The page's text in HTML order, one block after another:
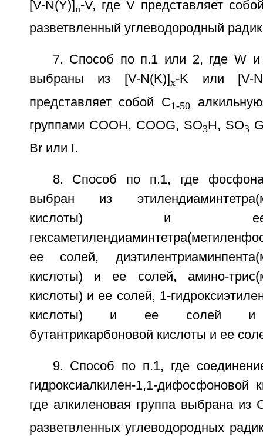
[V-N(Y)]n-V, где V представляет
разветвленный углеводородный
7. Способ по п.1 или 2, где W
выбраны из [V-N(K)]x-K или [V-
представляет собой C1-50
группами СООН, COOG, SO3H, SO3
Br или I.
8. Способ по п.1, где
выбран из
кислоты) и
ее солей,
кислоты) и ее солей, амино-
кислоты) и ее солей, 1-
кислоты) и ее солей и 2-
бутантрикарбоновой кислоты и ее
9. Способ по п.1, где
гидроксиалкилен-1,1-дифосфоновой
где алкиленовая группа выбрана из
разветвленных углеводородных